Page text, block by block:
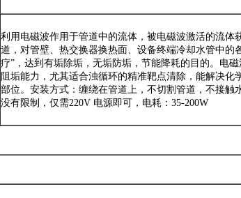
利用电磁波作用于管道中的流体，被电磁波激活的流体
道，对管壁、热交换器换热面、设备终端冷却水管中的
疗”，达到有垢除垢，无垢防垢，节能降耗的目的。电
阻垢能力，尤其适合浊循环的精准靶点清除，能解决化
部位。安装方式：缠绕在管道上，不切割管道，不接触
没有限制，仅需220V 电源即可，电耗：35-200W